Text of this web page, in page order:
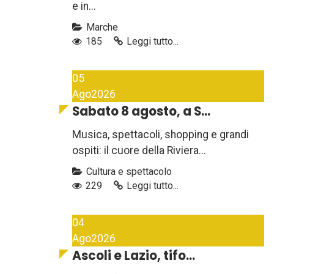
e in...
Marche
185
Leggi tutto...
05
Ago2026
Sabato 8 agosto, a S...
Musica, spettacoli, shopping e grandi
ospiti: il cuore della Riviera...
Cultura e spettacolo
229
Leggi tutto...
04
Ago2026
Ascoli e Lazio, tifo...